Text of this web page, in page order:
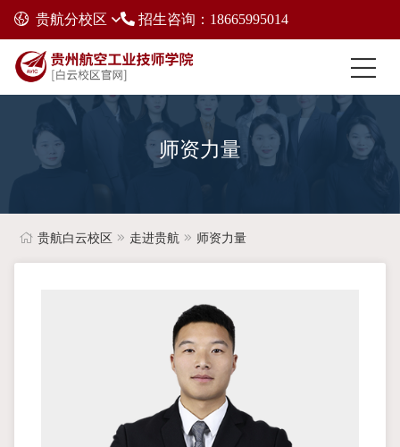
贵航分校区 招生咨询：18665995014
师资力量
贵航白云校区 走进贵航 师资力量